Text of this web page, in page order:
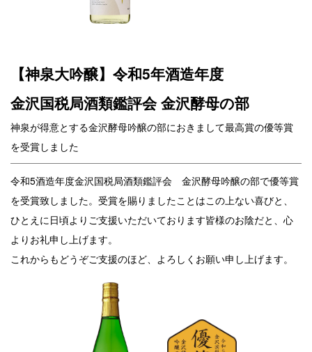
【神泉大吟醸】令和5年酒造年度
金沢国税局酒類鑑評会 金沢酵母の部
神泉が得意とする金沢酵母吟醸の部におきまして最高賞の優等賞
を受賞しました
令和5酒造年度金沢国税局酒類鑑評会 金沢酵母吟醸の部で優等賞
を受賞致しました。 受賞を賜りましたことはこの上ない喜びと、
ひとえに日頃よりご支援いただいております皆様のお陰だと、心
よりお礼申し上げます。
これからもどうぞご支援のほど、よろしくお願い申し上げます。